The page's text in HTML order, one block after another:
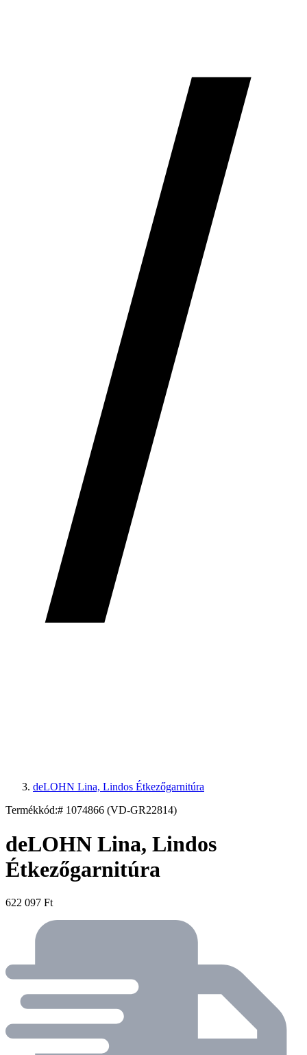
deLOHN Lina, Lindos Étkezőgarnitúra
Termékkód:# 1074866 (VD-GR22814)
deLOHN Lina, Lindos
Étkezőgarnitúra
622 097 Ft